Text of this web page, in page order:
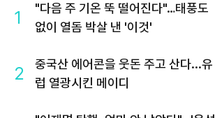
1
"다음 주 기온 뚝 떨어진다"…태풍도
없이 열돔 박살 낸 '이것'
2
중국산 에어콘을 웃돈 주고 산다...유
럽 열광시킨 메이디